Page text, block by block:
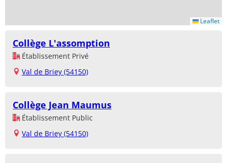
Leaflet
Collège L'assomption
Établissement Privé
Val de Briey (54150)
Collège Jean Maumus
Établissement Public
Val de Briey (54150)